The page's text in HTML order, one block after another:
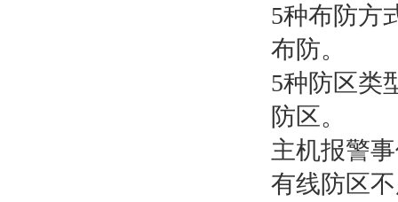
5种布防方
布防。
5种防区类
防区。
主机报警
有线防区